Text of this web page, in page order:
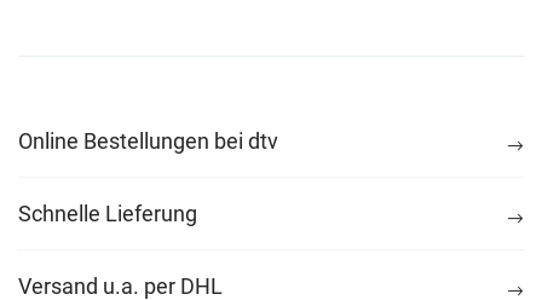
Online Bestellungen bei dtv
Schnelle Lieferung
Versand u.a. per DHL